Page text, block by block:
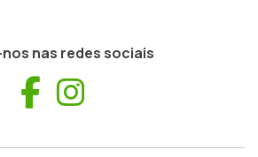
nas redes sociais
Facebook